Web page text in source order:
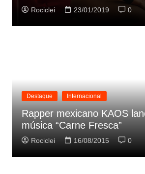
Rociclei 22/01/2019 0
Destaque Internacional
Rapper mexicano KAOS
música “Carne Fresca”
Rociclei 16/08/2015 0